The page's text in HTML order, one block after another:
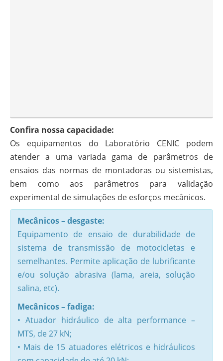
Confira nossa capacidade:
Os equipamentos do Laboratório CENIC podem
atender a uma variada gama de parâmetros de
ensaios das normas de montadoras ou sistemistas,
bem como aos parâmetros para validação
experimental de simulações de esforços mecânicos.
Mecânicos – desgaste:
Equipamento de ensaio de durabilidade de
sistema de transmissão de motocicletas e
semelhantes. Permite aplicação de lubrificante
e/ou solução abrasiva (lama, areia, solução
salina, etc).
Mecânicos – fadiga:
• Atuador hidráulico de alta performance –
MTS, de 27 kN;
• Mais de 15 atuadores elétricos e hidráulicos